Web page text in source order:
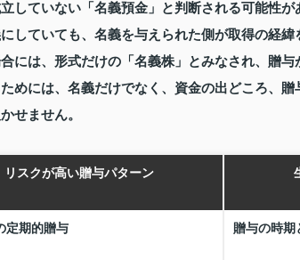
していない「名義預金」と判断される可能性が
していても、名義を与えられた側が取得の経
には、形式だけの「名義株」とみなされ、贈与
めには、名義だけでなく、資金の出どころ、
せません。
リスクが高い贈与パターン
定期的贈与 贈与の時期